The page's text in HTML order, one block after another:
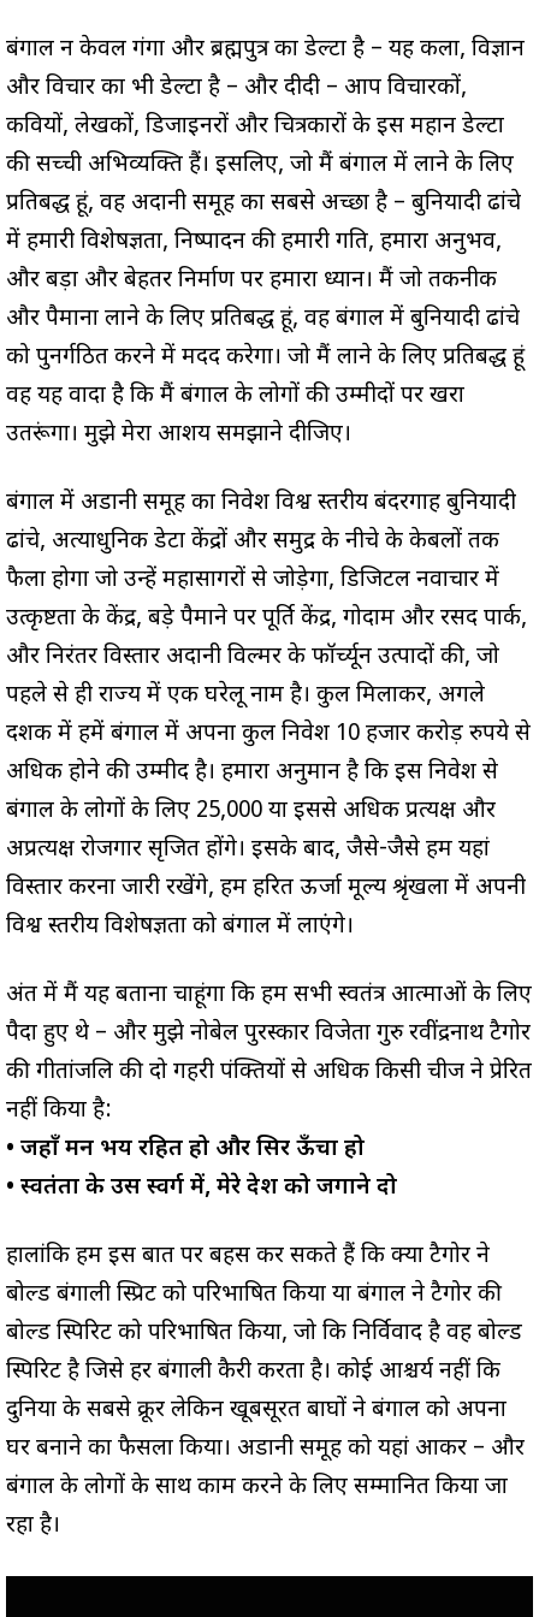
बंगाल न केवल गंगा और ब्रह्मपुत्र का डेल्टा है – यह कला, विज्ञान
और विचार का भी डेल्टा है – और दीदी – आप विचारकों,
कवियों, लेखकों, डिजाइनरों और चित्रकारों के इस महान डेल्टा
की सच्ची अभिव्यक्ति हैं। इसलिए, जो मैं बंगाल में लाने के लिए
प्रतिबद्ध हूं, वह अदानी समूह का सबसे अच्छा है – बुनियादी ढांचे
में हमारी विशेषज्ञता, निष्पादन की हमारी गति, हमारा अनुभव,
और बड़ा और बेहतर निर्माण पर हमारा ध्यान। मैं जो तकनीक
और पैमाना लाने के लिए प्रतिबद्ध हूं, वह बंगाल में बुनियादी ढांचे
को पुनर्गठित करने में मदद करेगा। जो मैं लाने के लिए प्रतिबद्ध हूं
वह यह वादा है कि मैं बंगाल के लोगों की उम्मीदों पर खरा
उतरूंगा। मुझे मेरा आशय समझाने दीजिए।
बंगाल में अडानी समूह का निवेश विश्व स्तरीय बंदरगाह बुनियादी
ढांचे, अत्याधुनिक डेटा केंद्रों और समुद्र के नीचे के केबलों तक
फैला होगा जो उन्हें महासागरों से जोड़ेगा, डिजिटल नवाचार में
उत्कृष्टता के केंद्र, बड़े पैमाने पर पूर्ति केंद्र, गोदाम और रसद पार्क,
और निरंतर विस्तार अदानी विल्मर के फॉर्च्यून उत्पादों की, जो
पहले से ही राज्य में एक घरेलू नाम है। कुल मिलाकर, अगले
दशक में हमें बंगाल में अपना कुल निवेश 10 हजार करोड़ रुपये से
अधिक होने की उम्मीद है। हमारा अनुमान है कि इस निवेश से
बंगाल के लोगों के लिए 25,000 या इससे अधिक प्रत्यक्ष और
अप्रत्यक्ष रोजगार सृजित होंगे। इसके बाद, जैसे-जैसे हम यहां
विस्तार करना जारी रखेंगे, हम हरित ऊर्जा मूल्य श्रृंखला में अपनी
विश्व स्तरीय विशेषज्ञता को बंगाल में लाएंगे।
अंत में मैं यह बताना चाहूंगा कि हम सभी स्वतंत्र आत्माओं के लिए
पैदा हुए थे – और मुझे नोबेल पुरस्कार विजेता गुरु रवींद्रनाथ टैगोर
की गीतांजलि की दो गहरी पंक्तियों से अधिक किसी चीज ने प्रेरित
नहीं किया है:
• जहाँ मन भय रहित हो और सिर ऊँचा हो
• स्वतंत्रता के उस स्वर्ग में, मेरे देश को जगाने दो
हालांकि हम इस बात पर बहस कर सकते हैं कि क्या टैगोर ने
बोल्ड बंगाली स्प्रिट को परिभाषित किया या बंगाल ने टैगोर की
बोल्ड स्पिरिट को परिभाषित किया, जो कि निर्विवाद है वह बोल्ड
स्पिरिट है जिसे हर बंगाली कैरी करता है। कोई आश्चर्य नहीं कि
दुनिया के सबसे क्रूर लेकिन खूबसूरत बाघों ने बंगाल को अपना
घर बनाने का फैसला किया। अडानी समूह को यहां आकर – और
बंगाल के लोगों के साथ काम करने के लिए सम्मानित किया जा
रहा है।